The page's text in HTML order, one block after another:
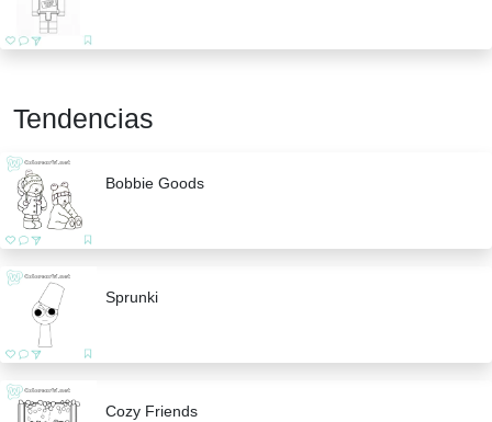
Tendencias
Bobbie Goods
Sprunki
Cozy Friends